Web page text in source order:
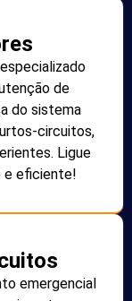
de
do sistema
circuitos,
Ligue
e eficiente!
emergencial